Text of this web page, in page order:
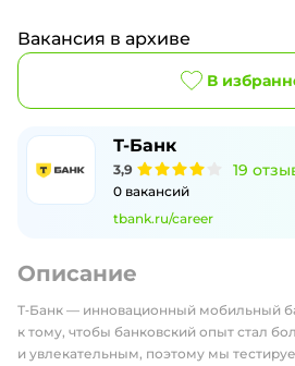
Вакансия в архиве
В
Т-Банк
3,9 19
0 вакансий
tbank.ru/career
Описание
Т‑Банк — инновационный мобильный
к тому, чтобы банковский опыт стал
и увлекательным, поэтому мы